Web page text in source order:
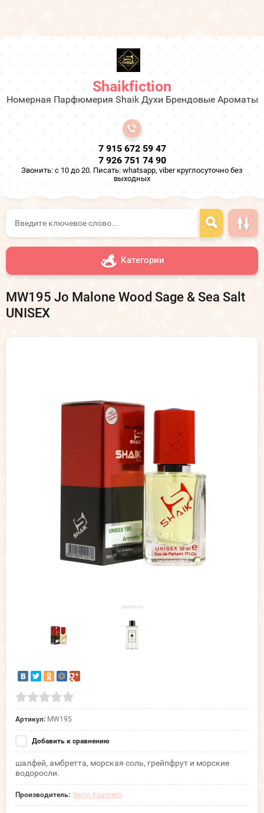
Shaikfiction
Номерная Парфюмерия Shaik Духи Брендовые Ароматы
7 915 672 59 47
7 926 751 74 90
Звонить: с 10 до 20. Писать: whatsapp, viber круглосуточно без
выходных
Категории
MW195 Jo Malone Wood Sage & Sea Salt
UNISEX
Артикул: MW195
Добавить к сравнению
шалфей, амбретта, морская соль, грейпфрут и морские
водоросли.
Производитель: Berlin Kozmetik